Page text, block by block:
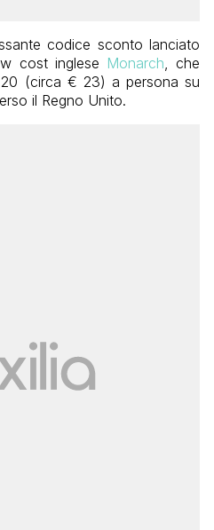
codice sconto lanciato
cost inglese Monarch, che
(circa € 23) a persona su
il Regno Unito.